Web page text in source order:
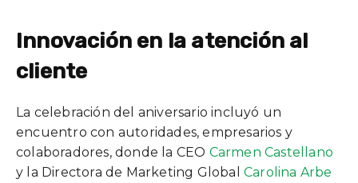
Innovación en la atención al
cliente
La celebración del aniversario incluyó un
encuentro con autoridades, empresarios y
colaboradores, donde la CEO Carmen Castellano
y la Directora de Marketing Global Carolina Arbe